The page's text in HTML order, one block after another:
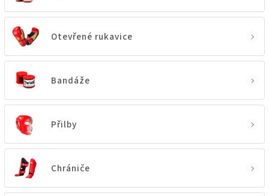
Otevřené rukavice
Bandáže
Přilby
Chrániče